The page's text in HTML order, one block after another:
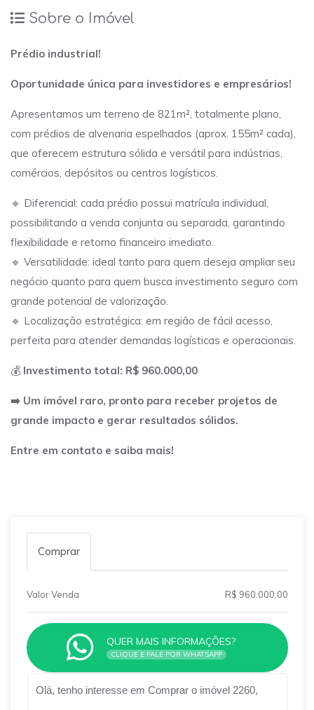
Sobre o Imóvel
Prédio industrial!
Oportunidade única para investidores e empresários!
Apresentamos um terreno de 821m², totalmente plano,
com prédios de alvenaria espelhados (aprox. 155m² cada),
que oferecem estrutura sólida e versátil para indústrias,
comércios, depósitos ou centros logísticos.
🔹 Diferencial: cada prédio possui matrícula individual,
possibilitando a venda conjunta ou separada, garantindo
flexibilidade e retorno financeiro imediato.
🔹 Versatilidade: ideal tanto para quem deseja ampliar seu
negócio quanto para quem busca investimento seguro com
grande potencial de valorização.
🔹 Localização estratégica: em região de fácil acesso,
perfeita para atender demandas logísticas e operacionais.
💰 Investimento total: R$ 960.000,00
➡️ Um imóvel raro, pronto para receber projetos de
grande impacto e gerar resultados sólidos.
Entre em contato e saiba mais!
Comprar
Valor Venda R$ 960.000,00
QUER MAIS INFORMAÇÕES?
CLIQUE E FALE POR WHATSAPP